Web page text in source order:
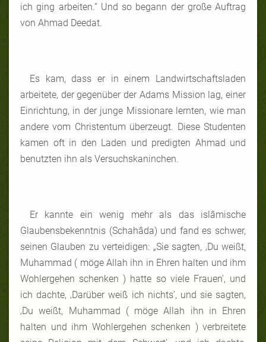
ich ging arbeiten.“ Und so begann der große Auftrag
von Ahmad Deedat.
Es kam, dass er in einem Landwirtschaftsladen
arbeitete, der gegenüber der Adams Mission lag, einer
Einrichtung, in der junge Missionare lernten, wie man
andere vom Christentum überzeugt. Diese Studenten
kamen oft in den Laden und predigten Ahmad und
benutzten ihn als Versuchskaninchen.
Er kannte ein wenig mehr als das islâmische
Glaubensbekenntnis (Schahâda) und fand es schwer,
seinen Glauben zu verteidigen: „Sie sagten, ‚Du weißt,
Muhammad ( möge Allah ihn in Ehren halten und ihm
Wohlergehen schenken ) hatte so viele Frauen’, und
ich dachte, ‚Darüber weiß ich nichts’, und sie sagten,
‚Du weißt, Muhammad ( möge Allah ihn in Ehren
halten und ihm Wohlergehen schenken ) verbreitete